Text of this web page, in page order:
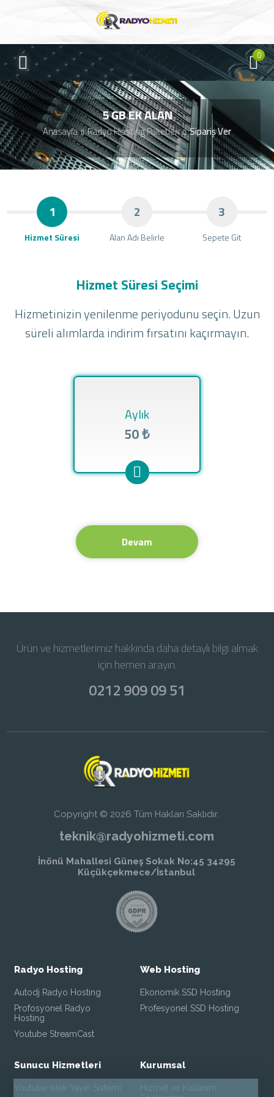
0
5 GB EK ALAN
Anasayfa Radyo Hosting Paketleri Sipariş Ver
1
Hizmet Süresi
2
Alan Adı Belirle
3
Sepete Git
Hizmet Süresi Seçimi
Hizmetinizin yenilenme periyodunu seçin. Uzun
süreli alımlarda indirim fırsatını kaçırmayın.
Aylık
50 ₺
Devam
Ürün ve hizmetlerimiz hakkında daha detaylı bilgi almak
için hemen arayın.
0212 909 09 51
Copyright © 2026 Tüm Hakları Saklıdır.
teknik@radyohizmeti.com
İnönü Mahallesi Güneş Sokak No:45 34295
Küçükçekmece/İstanbul
Radyo Hosting
Autodj Radyo Hosting
Profosyonel Radyo
Hosting
Youtube StreamCast
Web Hosting
Ekonomik SSD Hosting
Profesyonel SSD Hosting
Sunucu Hizmetleri
Youtube İstek Yayın Sistemi
Kurumsal
Hizmet ve Kullanım